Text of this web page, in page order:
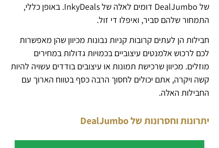
של DealJumbo דומים לאלה של InkyDeals. באופן כללי,
התמחור שלהם סביר, ואיפלו די זול.
חבילות הן לעתים קרובות קניות נבונות מכיוון שהן מאפשרות
לכם לרכוש אלמנטים עיצוביים בכמויות גדולות במחירים
מוזלים. מכיוון שרכישת תמונות או עיצובים בודדים עשויה להיות
קשה ויקרה, אתם יכולים לחסוך הרבה כסף בטווח הארוך עם
החבילות האלה.
יתרונות וחסרונות של DealJumbo